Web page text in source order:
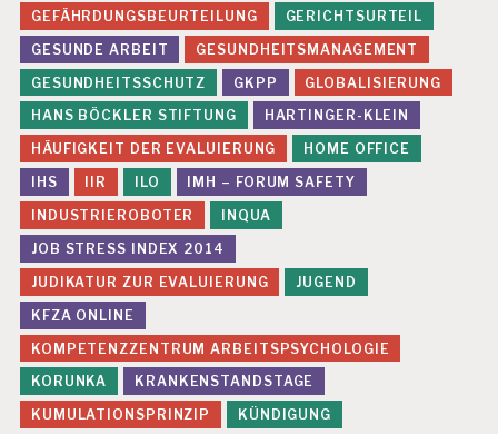
A
L
U
IE
R
U
N
G
M
O
B
B
I
N
G
P
E
R
S
GEFÄHRDUNGSBEURTEILUNG
GERICHTSURTEIL
GESUNDE ARBEIT
GESUNDHEITSMANAGEMENT
GESUNDHEITSSCHUTZ
GKPP
GLOBALISIERUNG
HANS BÖCKLER STIFTUNG
HARTINGER-KLEIN
HÄUFIGKEIT DER EVALUIERUNG
HOME OFFICE
IHS
IIR ILO
IMH – FORUM SAFETY
INDUSTRIEROBOTER
INQUA
JOB STRESS INDEX 2014
JUDIKATUR ZUR EVALUIERUNG
JUGEND
KFZA ONLINE
KOMPETENZZENTRUM ARBEITSPSYCHOLOGIE
KORUNKA
KRANKENSTANDSTAGE
KUMULATIONSPRINZIP
KÜNDIGUNG